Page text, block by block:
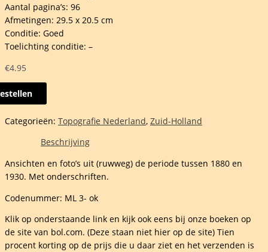
Aantal pagina’s: 96
Afmetingen: 29.5 x 20.5 cm
Conditie: Goed
Toelichting conditie: –
€4.95
Categorieën: Topografie Nederland, Zuid-Holland
Beschrijving
Ansichten en foto’s uit (ruwweg) de periode tussen 1880 en
1930. Met onderschriften.
Codenummer: ML 3- ok
Klik op onderstaande link en kijk ook eens bij onze boeken op
de site van bol.com. (Deze staan niet hier op de site) Tien
procent korting op de prijs die u daar ziet en het verzenden is